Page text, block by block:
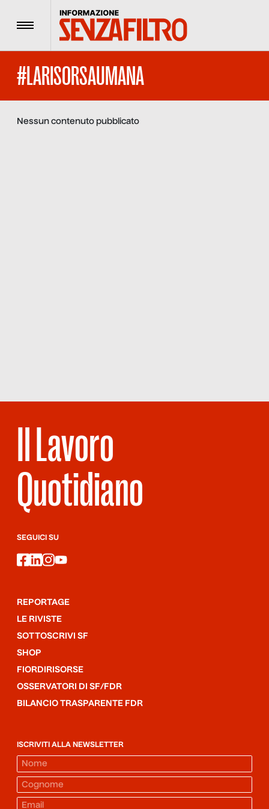
Menu
#LARISORSAUMANA
Nessun contenuto pubblicato
Il Lavoro
Quotidiano
SEGUICI SU
facebook
linkedin
instagram
youtube
REPORTAGE
LE RIVISTE
SOTTOSCRIVI SF
SHOP
FIORDIRISORSE
OSSERVATORI DI SF/FDR
BILANCIO TRASPARENTE FDR
ISCRIVITI ALLA NEWSLETTER